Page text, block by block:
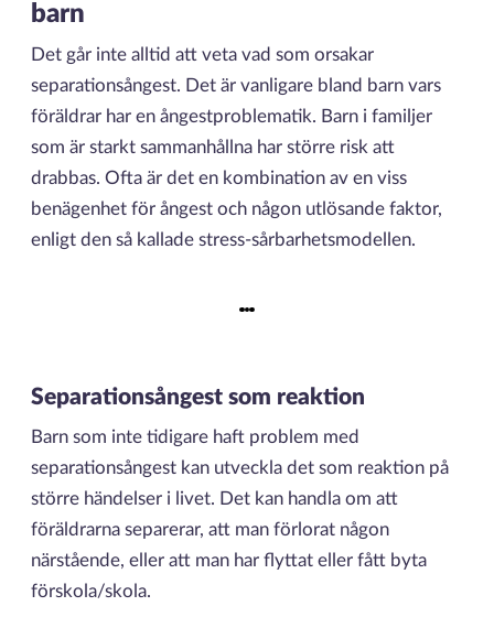
barn
Det går inte alltid att veta vad som orsakar
separationsångest. Det är vanligare bland barn vars
föräldrar har en ångestproblematik. Barn i familjer
som är starkt sammanhållna har större risk att
drabbas. Ofta är det en kombination av en viss
benägenhet för ångest och någon utlösande faktor,
enligt den så kallade stress-sårbarhetsmodellen.
Separationsångest som reaktion
Barn som inte tidigare haft problem med
separationsångest kan utveckla det som reaktion på
större händelser i livet. Det kan handla om att
föräldrarna separerar, att man förlorat någon
närstående, eller att man har flyttat eller fått byta
förskola/skola.